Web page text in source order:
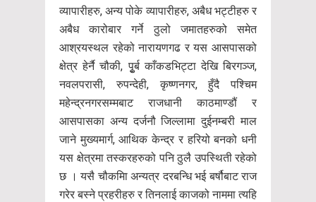
व्यापारीहरु, अन्य पोके व्यापारीहरु, अबैध भट्टीहरु र
अबैध कारोबार गर्ने ठुलो जमातहरुको समेत
आश्रयस्थल रहेको नारायणगढ र यस आसपासको
क्षेत्र हेर्नै चौकी, पुृर्ब काँकडभिट्टा देखि बिरगञ्ज,
नवलपरासी, रुपन्देही, कृष्णनगर, हुँदै पश्चिम
महेन्द्रनगरसम्मबाट राजधानी काठमाण्डौं र
आसपासका अन्य दर्जनौ जिल्लामा दुईनम्बरी माल
जाने मुख्यमार्ग, आथिक केन्द्र र हरियो बनको धनी
यस क्षेत्रमा तस्करहरुको पनि ठुलै उपस्थिती रहेको
छ । यसै चौकमिा अन्यत्र दरबन्धि भई बर्षौबाट राज
गरेर बस्ने प्रहरीहरु र तिनलाई काजको नाममा त्यहि